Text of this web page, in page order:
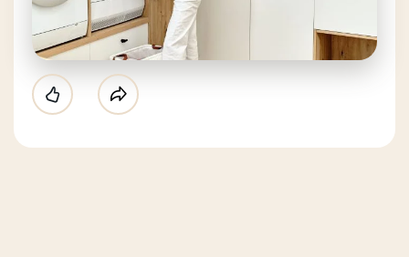
Like Partager